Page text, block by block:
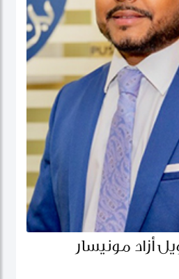
أزاد مونيسار